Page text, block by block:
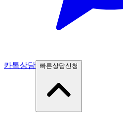
카톡상담 빠른상담신청